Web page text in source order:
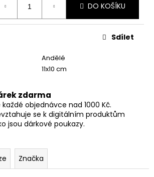
DO KOŠÍKU
Andělé
11x10 cm
Sdílet
zdarma
každé objednávce nad 1000 Kč.
se k digitálním produktům
jsou dárkové poukazy.
Značka